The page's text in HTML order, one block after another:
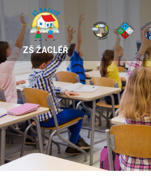
ZŠ ŽACLÉŘ